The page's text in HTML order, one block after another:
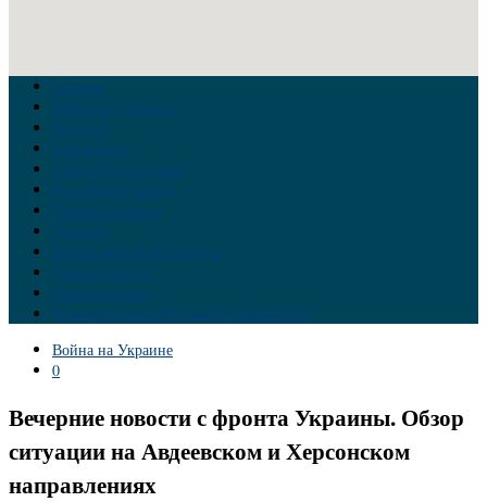
Главная
Война на Украине
Новости
Аналитика
Тайны Геополитики
Российские элиты
Теория заговора
Украина
Новый Мировой Порядок
Тайны истории
Обратная связь
Правила комментирования материалов
Война на Украине
0
Вечерние новости с фронта Украины. Обзор
ситуации на Авдеевском и Херсонском
направлениях